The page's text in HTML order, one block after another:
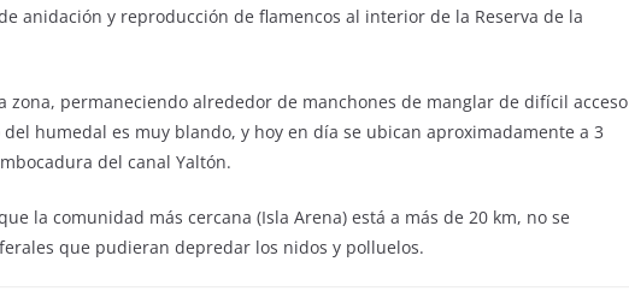
anidación y reproducción de flamencos al interior de la Reserva de la
zona, permaneciendo alrededor de manchones de manglar de difícil acceso
humedal es muy blando, y hoy en día se ubican aproximadamente a 3
del canal Yaltón.
la comunidad más cercana (Isla Arena) está a más de 20 km, no se
que pudieran depredar los nidos y polluelos.